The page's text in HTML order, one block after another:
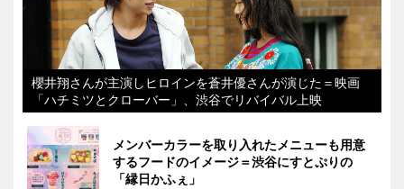
櫻井翔さんが主演しヒロインを蒼井優さんが演じた＝映画
「ハチミツとクローバー」、渋谷でリバイバル上映
メンバーカラーを取り入れたメニューも用意
するフードのイメージ＝渋谷にすとぷりの
「縁日かふぇ」